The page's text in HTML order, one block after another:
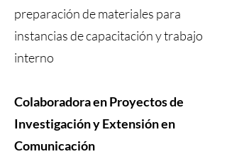
preparación de materiales para
instancias de capacitación y trabajo
interno
Colaboradora en Proyectos de
Investigación y Extensión en
Comunicación